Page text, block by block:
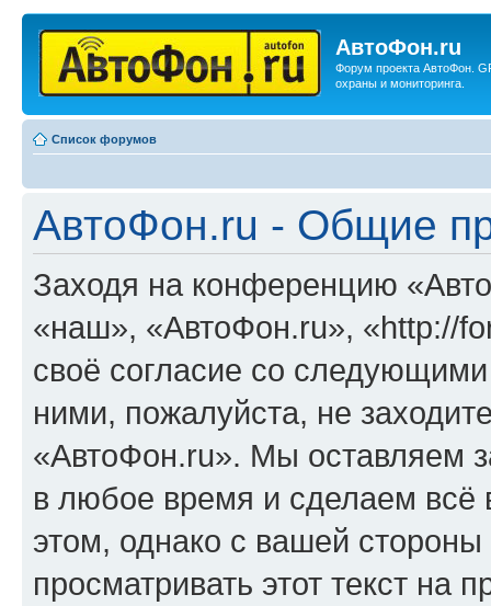
АвтоФон.ru
Форум проекта АвтоФон.
охраны и мониторинга.
Список форумов
АвтоФон.ru - Общие
Заходя на конференцию
«наш», «АвтоФон.ru», «http://
своё согласие со
ними, пожалуйста, не
«АвтоФон.ru». Мы оставляем
в любое время и сделаем всё
этом, однако с вашей
просматривать этот текст на